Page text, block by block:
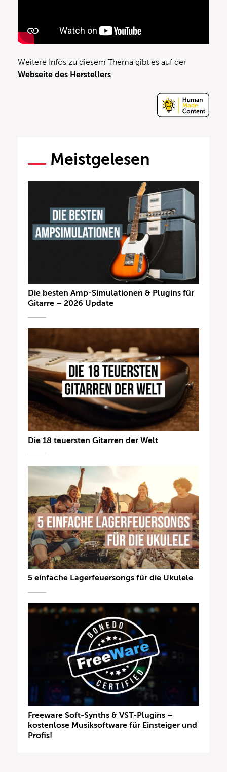
Weitere Infos zu diesem Thema gibt es auf der
Webseite des Herstellers.
Meistgelesen
Die besten Amp-Simulationen & Plugins für
Gitarre – 2026 Update
Die 18 teuersten Gitarren der Welt
5 einfache Lagerfeuersongs für die Ukulele
Freeware Soft-Synths & VST-Plugins –
kostenlose Musiksoftware für Einsteiger und
Profis!